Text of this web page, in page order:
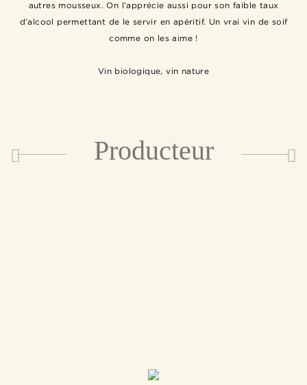
autres mousseux. On l’apprécie aussi pour son faible taux
d’alcool permettant de le servir en apéritif. Un vrai vin de soif
comme on les aime !
Vin biologique, vin nature
Producteur